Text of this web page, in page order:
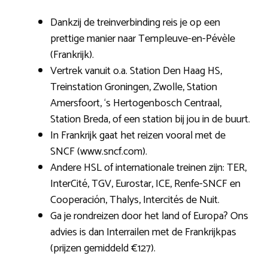
Dankzij de treinverbinding reis je op een
prettige manier naar Templeuve-en-Pévèle
(Frankrijk).
Vertrek vanuit o.a. Station Den Haag HS,
Treinstation Groningen, Zwolle, Station
Amersfoort, ‘s Hertogenbosch Centraal,
Station Breda, of een station bij jou in de buurt.
In Frankrijk gaat het reizen vooral met de
SNCF (www.sncf.com).
Andere HSL of internationale treinen zijn: TER,
InterCité, TGV, Eurostar, ICE, Renfe-SNCF en
Cooperación, Thalys, Intercités de Nuit.
Ga je rondreizen door het land of Europa? Ons
advies is dan Interrailen met de Frankrijkpas
(prijzen gemiddeld €127).